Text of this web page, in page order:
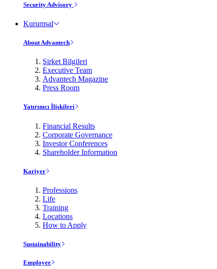
Security Advisory
Kurumsal
About Advantech
Şirket Bilgileri
Executive Team
Advantech Magazine
Press Room
Yatırımcı İlişkileri
Financial Results
Corporate Governance
Investor Conferences
Shareholder Information
Kariyer
Professions
Life
Training
Locations
How to Apply
Sustainability
Employee